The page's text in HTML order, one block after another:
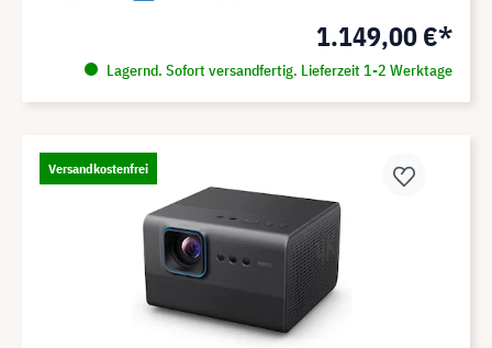
1.149,00 €*
Lagernd. Sofort versandfertig. Lieferzeit 1-2 Werktage
Versandkostenfrei